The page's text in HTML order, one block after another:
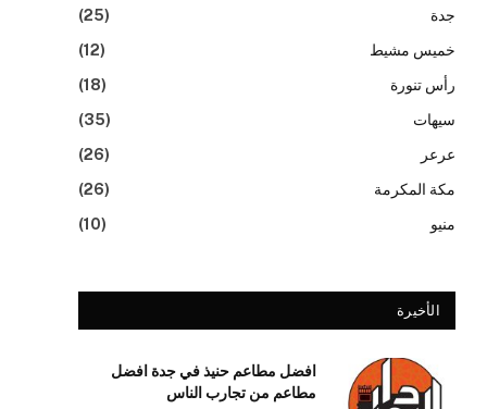
جدة
(25)
خميس مشيط
(12)
رأس تنورة
(18)
سيهات
(35)
عرعر
(26)
مكة المكرمة
(26)
منيو
(10)
الأخيرة
افضل مطاعم حنيذ في جدة افضل
مطاعم من تجارب الناس